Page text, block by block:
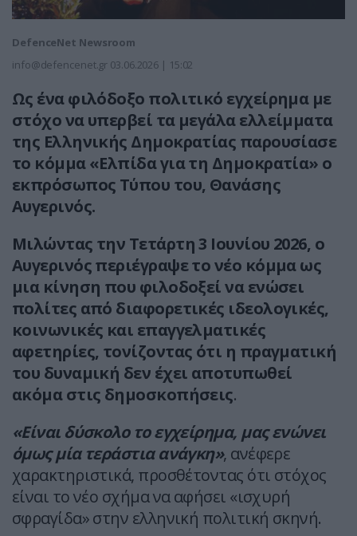
DefenceNet Newsroom
info@defencenet.gr 03.06.2026 | 15:02
Ως ένα φιλόδοξο πολιτικό εγχείρημα με
στόχο να υπερβεί τα μεγάλα ελλείμματα
της Ελληνικής Δημοκρατίας παρουσίασε
το κόμμα «Ελπίδα για τη Δημοκρατία» ο
εκπρόσωπος Τύπου του, Θανάσης
Αυγερινός.
Μιλώντας την Τετάρτη 3 Ιουνίου 2026, ο
Αυγερινός περιέγραψε το νέο κόμμα ως
μια κίνηση που φιλοδοξεί να ενώσει
πολίτες από διαφορετικές ιδεολογικές,
κοινωνικές και επαγγελματικές
αφετηρίες, τονίζοντας ότι η πραγματική
του δυναμική δεν έχει αποτυπωθεί
ακόμα στις δημοσκοπήσεις.
«Είναι δύσκολο το εγχείρημα, μας ενώνει
όμως μία τεράστια ανάγκη», ανέφερε
χαρακτηριστικά, προσθέτοντας ότι στόχος
είναι το νέο σχήμα να αφήσει «ισχυρή
σφραγίδα» στην ελληνική πολιτική σκηνή.